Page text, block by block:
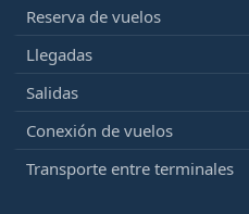
Reserva de vuelos
Llegadas
Salidas
Conexión de vuelos
Transporte entre terminales